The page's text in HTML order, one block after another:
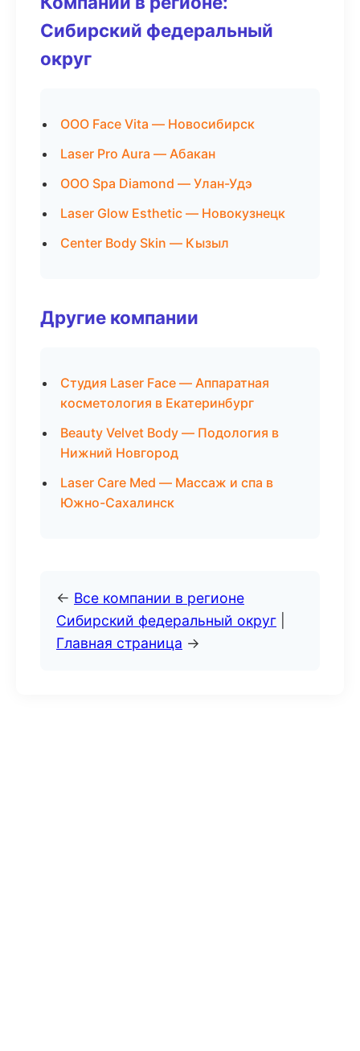
Сибирский федеральный
округ
ООО Face Vita — Новосибирск
Laser Pro Aura — Абакан
ООО Spa Diamond — Улан-Удэ
Laser Glow Esthetic — Новокузнецк
Center Body Skin — Кызыл
Другие компании
Студия Laser Face — Аппаратная
косметология в Екатеринбург
Beauty Velvet Body — Подология в
Нижний Новгород
Laser Care Med — Массаж и спа в
Южно-Сахалинск
← Все компании в регионе
Сибирский федеральный округ
Главная страница →